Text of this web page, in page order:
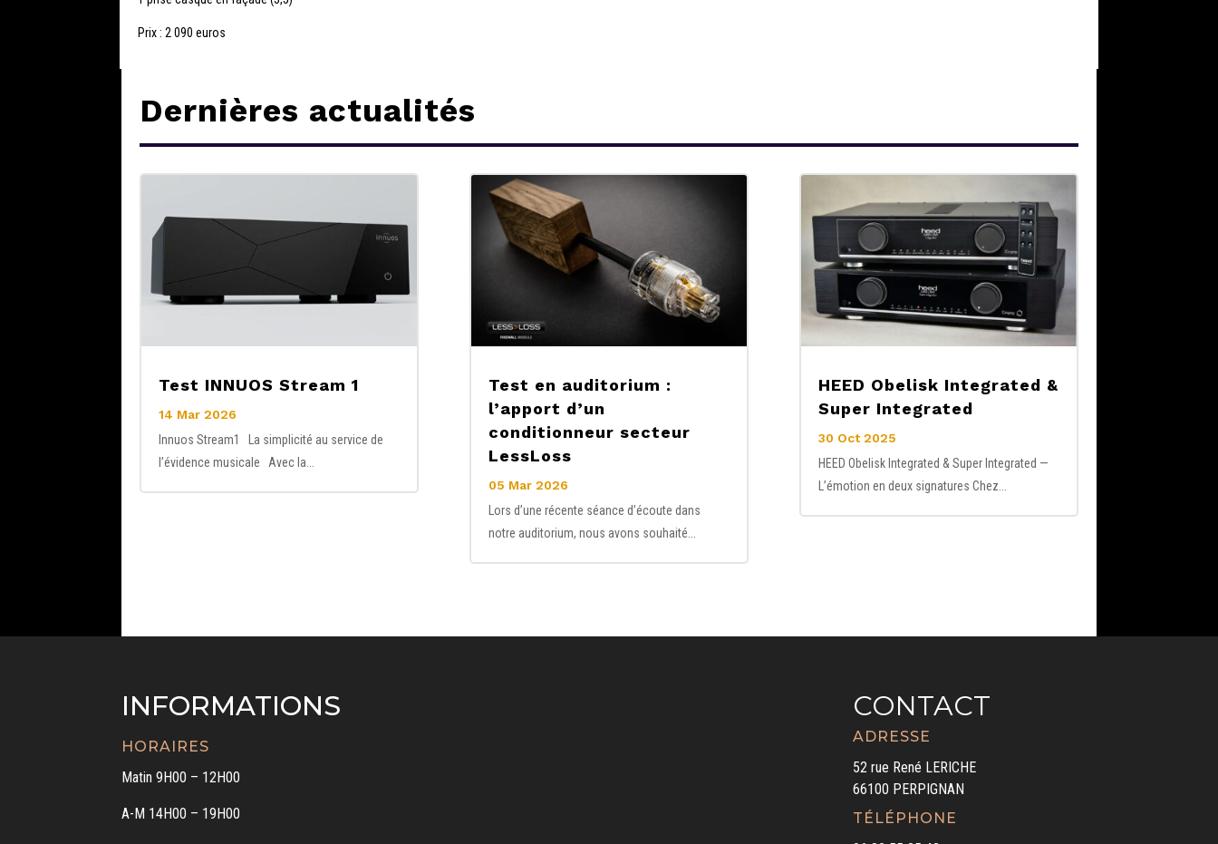
Prix : 2 090 euros
Dernières actualités
Test INNUOS Stream 1
14 Mar 2026
Innuos Stream1 La simplicité au service de
l’évidence musicale Avec la...
Test en auditorium :
l’apport d’un
conditionneur secteur
LessLoss
05 Mar 2026
Lors d’une récente séance d’écoute dans
notre auditorium, nous avons souhaité...
HEED Obelisk Integrated &
Super Integrated
30 Oct 2025
HEED Obelisk Integrated & Super Integrated —
L’émotion en deux signatures Chez...
INFORMATIONS
HORAIRES
Matin 9H00 – 12H00
A-M 14H00 – 19H00
CONTACT
ADRESSE
52 rue René LERICHE
66100 PERPIGNAN
TÉLÉPHONE